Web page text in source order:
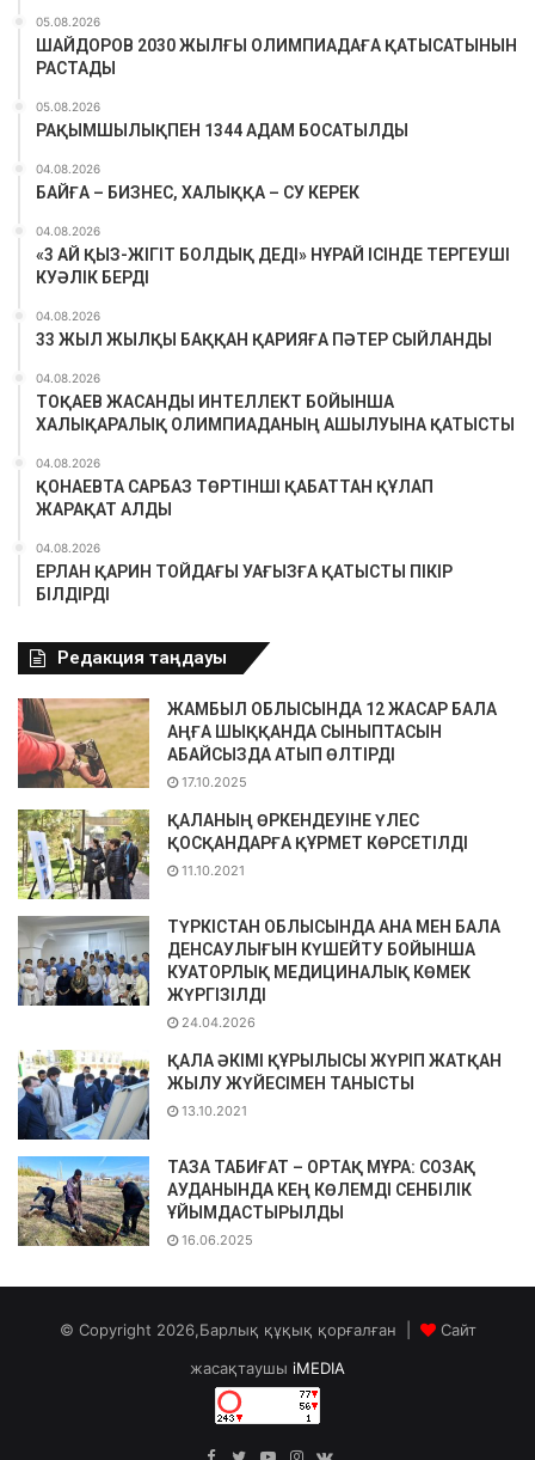
05.08.2026
ШАЙДОРОВ 2030 ЖЫЛҒЫ ОЛИМПИАДАҒА ҚАТЫСАТЫНЫН
РАСТАДЫ
05.08.2026
РАҚЫМШЫЛЫҚПЕН 1344 АДАМ БОСАТЫЛДЫ
04.08.2026
БАЙҒА – БИЗНЕС, ХАЛЫҚҚА – СУ КЕРЕК
04.08.2026
«3 АЙ ҚЫЗ-ЖІГІТ БОЛДЫҚ ДЕДІ» НҰРАЙ ІСІНДЕ ТЕРГЕУШІ
КУӘЛІК БЕРДІ
04.08.2026
33 ЖЫЛ ЖЫЛҚЫ БАҚҚАН ҚАРИЯҒА ПӘТЕР СЫЙЛАНДЫ
04.08.2026
ТОҚАЕВ ЖАСАНДЫ ИНТЕЛЛЕКТ БОЙЫНША
ХАЛЫҚАРАЛЫҚ ОЛИМПИАДАНЫҢ АШЫЛУЫНА ҚАТЫСТЫ
04.08.2026
ҚОНАЕВТА САРБАЗ ТӨРТІНШІ ҚАБАТТАН ҚҰЛАП
ЖАРАҚАТ АЛДЫ
04.08.2026
ЕРЛАН ҚАРИН ТОЙДАҒЫ УАҒЫЗҒА ҚАТЫСТЫ ПІКІР
БІЛДІРДІ
Редакция таңдауы
ЖАМБЫЛ ОБЛЫСЫНДА 12 ЖАСАР БАЛА
АҢҒА ШЫҚҚАНДА СЫНЫПТАСЫН
АБАЙСЫЗДА АТЫП ӨЛТІРДІ
17.10.2025
ҚАЛАНЫҢ ӨРКЕНДЕУІНЕ ҮЛЕС
ҚОСҚАНДАРҒА ҚҰРМЕТ КӨРСЕТІЛДІ
11.10.2021
ТҮРКІСТАН ОБЛЫСЫНДА АНА МЕН БАЛА
ДЕНСАУЛЫҒЫН КҮШЕЙТУ БОЙЫНША
КУАТОРЛЫҚ МЕДИЦИНАЛЫҚ КӨМЕК
ЖҮРГІЗІЛДІ
24.04.2026
ҚАЛА ӘКІМІ ҚҰРЫЛЫСЫ ЖҮРІП ЖАТҚАН
ЖЫЛУ ЖҮЙЕСІМЕН ТАНЫСТЫ
13.10.2021
ТАЗА ТАБИҒАТ – ОРТАҚ МҰРА: СОЗАҚ
АУДАНЫНДА КЕҢ КӨЛЕМДІ СЕНБІЛІК
ҰЙЫМДАСТЫРЫЛДЫ
16.06.2025
© Copyright 2026,Барлық құқық қорғалған |
Сайт
жасақтаушы iMEDIA